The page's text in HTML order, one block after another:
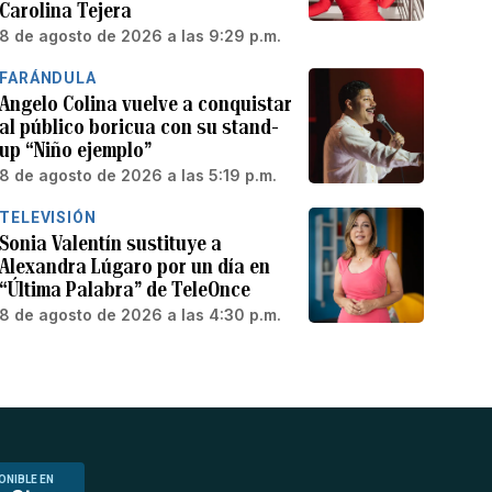
Carolina Tejera
8 de agosto de 2026 a las 9:29 p.m.
FARÁNDULA
Angelo Colina vuelve a conquistar
al público boricua con su stand-
up “Niño ejemplo”
8 de agosto de 2026 a las 5:19 p.m.
TELEVISIÓN
Sonia Valentín sustituye a
Alexandra Lúgaro por un día en
“Última Palabra” de TeleOnce
8 de agosto de 2026 a las 4:30 p.m.
EN